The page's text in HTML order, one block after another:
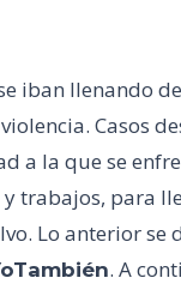
iban llenando
Casos
a la que se
trabajos, para
Lo anterior se
. A